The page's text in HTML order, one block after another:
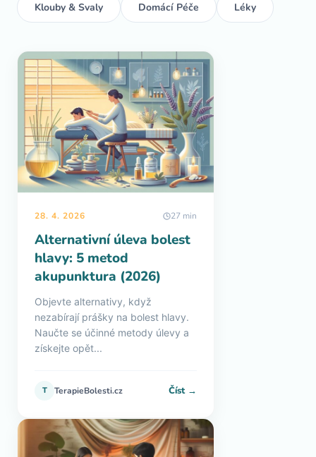
Klouby & Svaly Domácí Péče Léky
28. 4. 2026 27 min
Alternativní úleva bolest
hlavy: 5 metod
akupunktura (2026)
Objevte alternativy, když
nezabírají prášky na bolest hlavy.
Naučte se účinné metody úlevy a
získejte opět...
T TerapieBolesti.cz Číst →